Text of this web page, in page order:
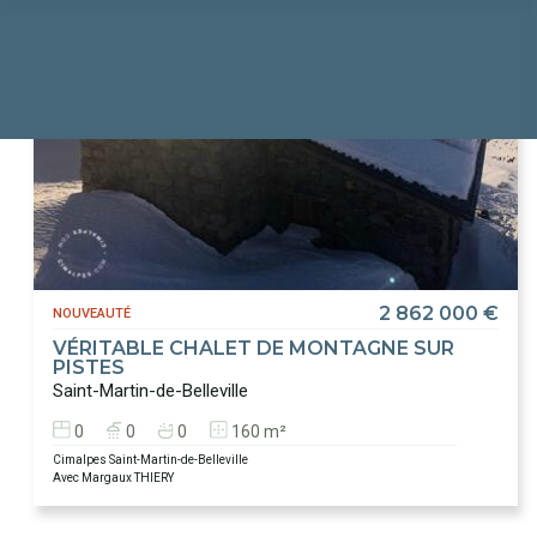
NOUVEAUTÉ
2 862 000 €
VÉRITABLE CHALET DE MONTAGNE SUR
PISTES
Saint-Martin-de-Belleville
0 0 0 160 m²
Cimalpes Saint-Martin-de-Belleville
Avec Margaux THIERY